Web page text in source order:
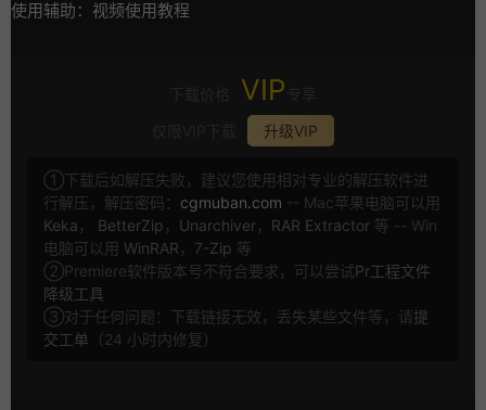
使用辅助：视频使用教程
VIP
升级VIP
①下载后如解压失败，建议您使用相对专业的解压软件进
行解压，解压密码： cgmuban.com -- Mac苹果电脑可以用
Keka ， BetterZip ， Unarchiver， RAR Extractor 等 -- Win
电脑可以用 WinRAR ， 7-Zip 等
②Premiere软件版本号不符合要求，可以尝试Pr工程文件
降级工具
③对于任何问题：下载链接无效，丢失某些文件等，请提
交工单 （24 小时内修复）